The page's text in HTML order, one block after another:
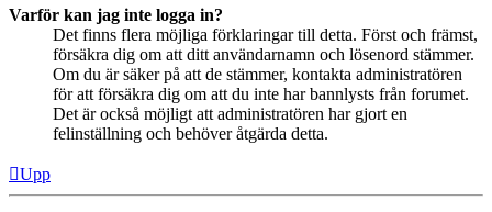
Varför kan jag inte logga in?
Det finns flera möjliga förklaringar till detta. Först och främst,
försäkra dig om att ditt användarnamn och lösenord stämmer.
Om du är säker på att de stämmer, kontakta administratören
för att försäkra dig om att du inte har bannlysts från forumet.
Det är också möjligt att administratören har gjort en
felinställning och behöver åtgärda detta.
Upp